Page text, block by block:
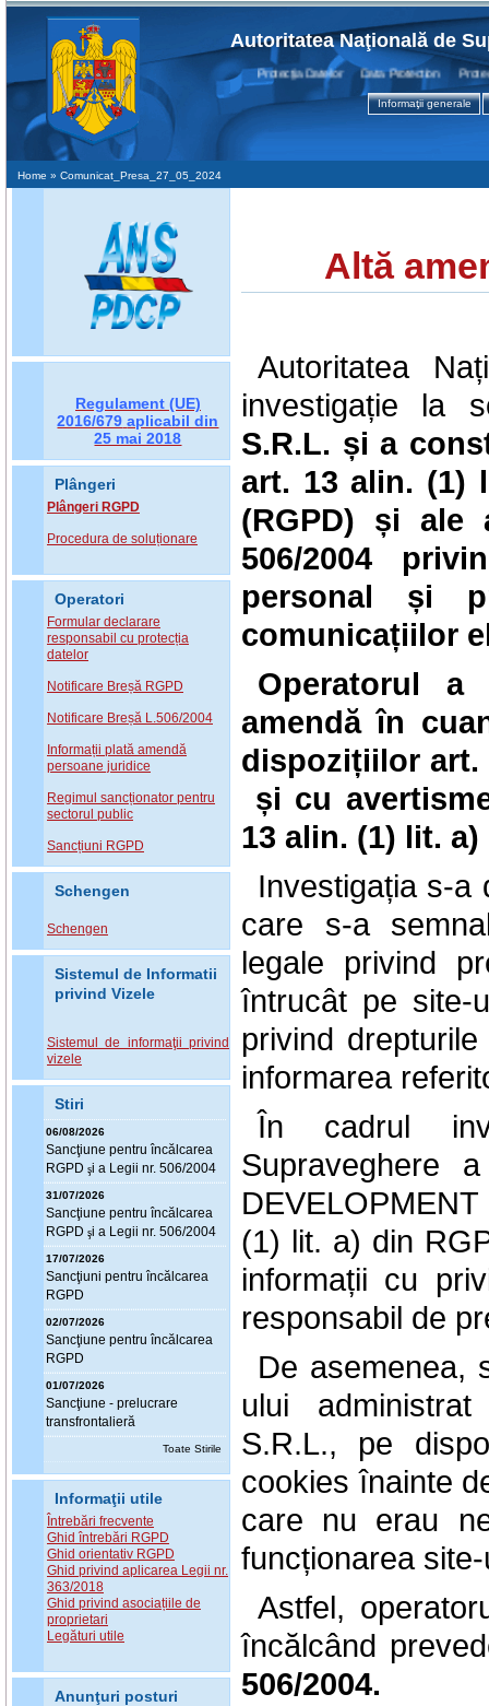
Autoritatea Naţională de
Protecţia Datelor Data Protection Protection
Informaţii generale
Home » Comunicat_Presa_27_05_2024
Regulament (UE)
2016/679 aplicabil din
25 mai 2018
Plângeri
Plângeri RGPD
Procedura de soluționare
Operatori
Formular declarare
responsabil cu protecția
datelor
Notificare Breșă RGPD
Notificare Breșă L.506/2004
Informații plată amendă
persoane juridice
Regimul sancționator pentru
sectorul public
Sancțiuni RGPD
Schengen
Schengen
Sistemul de Informatii
privind Vizele
Sistemul de informaţii privind
vizele
Stiri
06/08/2026
Sancţiune pentru încălcarea
RGPD şi a Legii nr. 506/2004
31/07/2026
Sancţiune pentru încălcarea
RGPD şi a Legii nr. 506/2004
17/07/2026
Sancţiuni pentru încălcarea
RGPD
02/07/2026
Sancţiune pentru încălcarea
RGPD
01/07/2026
Sancţiune - prelucrare
transfrontalieră
Toate Stirile
Informaţii utile
Întrebări frecvente
Ghid întrebări RGPD
Ghid orientativ RGPD
Ghid privind aplicarea Legii nr.
363/2018
Ghid privind asociațiile de
proprietari
Legături utile
Anunţuri posturi
Altă
Autoritatea
investigație la
S.R.L. și a
art. 13 alin. (1)
(RGPD) și
506/2004
personal și
comunicațiilor
Operatorul a
amendă în
dispozițiilorart.
și cu
13 alin. (1) lit. a)
Investigația s-a
care s-a
legale privind
întrucât pe site-
privind
informarea
În cadrul
Supraveghere
(1) lit. a) din
informații cu
responsabil de
De asemenea,
ului
S.R.L., pe
cookies înainte
care nu erau
funcționarea
Astfel,
încălcând
506/2004.